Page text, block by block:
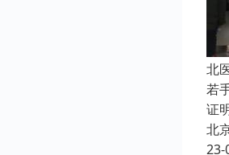
北
若
证
北
23-